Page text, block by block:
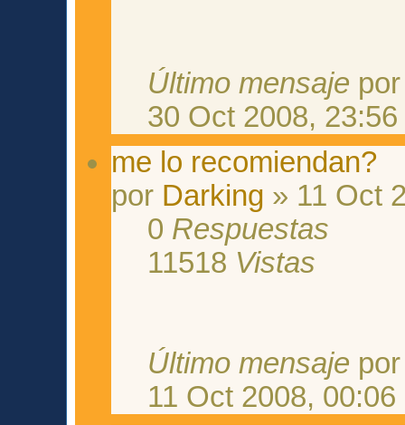
Último mensaje
30 Oct 2008, 23:56
me lo recomiendan?
por Darking » 11 Oct
0 Respuestas
11518 Vistas
Último mensaje
11 Oct 2008, 00:06